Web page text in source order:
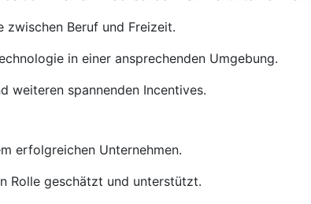
zwischen Beruf und Freizeit.
in einer ansprechenden Umgebung.
weiteren spannenden Incentives.
erfolgreichen Unternehmen.
Rolle geschätzt und unterstützt.